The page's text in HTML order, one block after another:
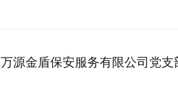
源金盾保安服务有限公司党